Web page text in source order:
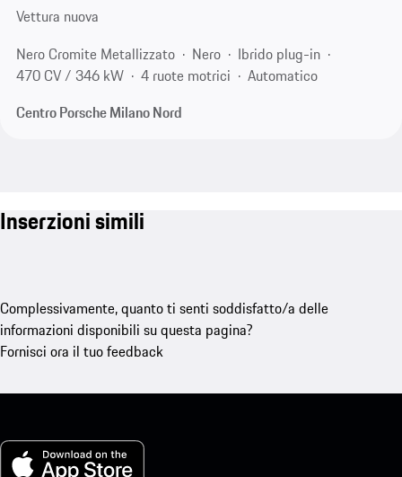
Vettura nuova
Nero Cromite Metallizzato
Nero
Ibrido plug-in
470 CV / 346 kW
4 ruote motrici
Automatico
Centro Porsche Milano Nord
Inserzioni simili
Complessivamente, quanto ti senti soddisfatto/a delle
informazioni disponibili su questa pagina?
Fornisci ora il tuo feedback